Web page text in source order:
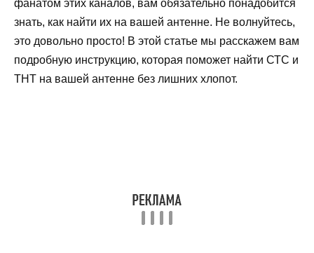
фанатом этих каналов, вам обязательно понадобится
знать, как найти их на вашей антенне. Не волнуйтесь,
это довольно просто! В этой статье мы расскажем вам
подробную инструкцию, которая поможет найти СТС и
ТНТ на вашей антенне без лишних хлопот.